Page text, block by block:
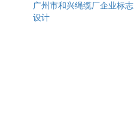
广州市和兴绳缆厂企业标志
设计